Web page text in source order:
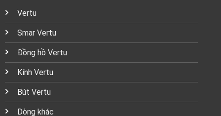
Vertu
Smar Vertu
Đồng hồ Vertu
Kính Vertu
Bút Vertu
Dòng khác